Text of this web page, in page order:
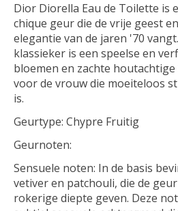
Dior Diorella Eau de Toilette is
chique geur die de vrije geest
elegantie van de jaren '70
klassieker is een speelse en
bloemen en zachte
voor de vrouw die moeiteloos
is.
Geurtype: Chypre Fruitig
Geurnoten:
Sensuele noten: In de basis
vetiver en patchouli, die de
rokerige diepte geven. Deze